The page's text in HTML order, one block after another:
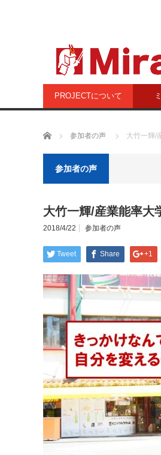
PROJECTについて
ホーム 参加者の声 大竹一輝/
参加者の声
大竹一輝/産業能率大
2018/4/22 参加者の声
Tweet Share +1